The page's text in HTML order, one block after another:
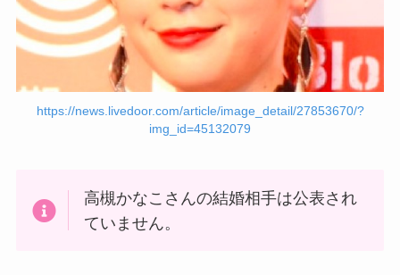
https://news.livedoor.com/article/image_detail/27853670/?
img_id=45132079
高槻かなこさんの結婚相手は公表され
ていません。